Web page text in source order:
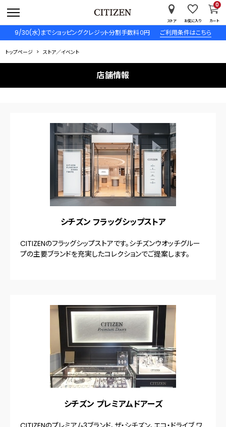
9/30(水)までショッピングクレジット分割手数料０円 ご利用条件はこちら
ストア お気に入り カート
0
トップページ ストア／イベント
店舗情報
シチズン フラッグシップストア
CITIZENのフラッグシップストアです。シチズンウオッチグルー
プの主要ブランドを充実したコレクションでご提案します。
シチズン プレミアムドアーズ